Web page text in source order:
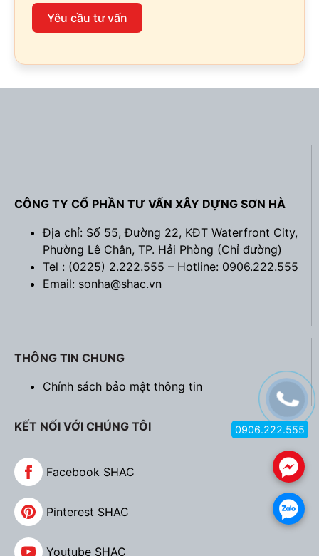
Yêu cầu tư vấn
CÔNG TY CỔ PHẦN TƯ VẤN XÂY DỰNG SƠN HÀ
Địa chỉ: Số 55, Đường 22, KĐT Waterfront City,
Phường Lê Chân, TP. Hải Phòng (Chỉ đường)
Tel : (0225) 2.222.555 – Hotline: 0906.222.555
Email: sonha@shac.vn
THÔNG TIN CHUNG
Chính sách bảo mật thông tin
KẾT NỐI VỚI CHÚNG TÔI
Facebook SHAC
Pinterest SHAC
Youtube SHAC
.
.
0906.222.555